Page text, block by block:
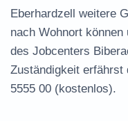
Eberhardzell weitere
nach Wohnort
des Jobcenters
Zuständigkeit erfährst
5555 00 (kostenlos).